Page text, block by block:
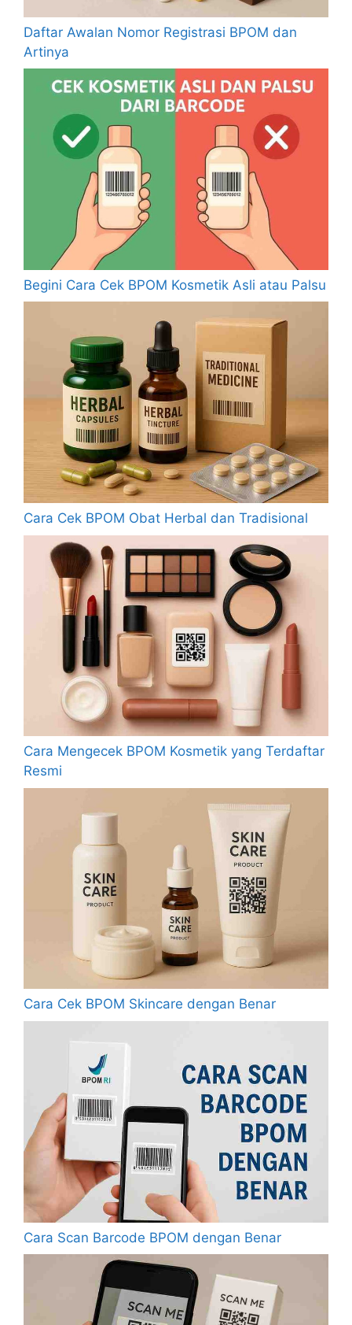
Daftar Awalan Nomor Registrasi BPOM dan
Artinya
Begini Cara Cek BPOM Kosmetik Asli atau Palsu
Cara Cek BPOM Obat Herbal dan Tradisional
Cara Mengecek BPOM Kosmetik yang Terdaftar
Resmi
Cara Cek BPOM Skincare dengan Benar
Cara Scan Barcode BPOM dengan Benar